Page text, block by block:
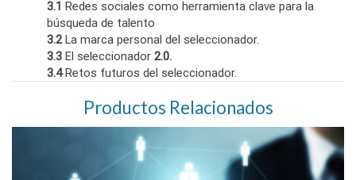
3.1 Redes sociales como herramienta clave para la
búsqueda de talento
3.2La marca personal del seleccionador.
3.3 El seleccionador2.0.
3.4Retos futuros del seleccionador.
Productos Relacionados